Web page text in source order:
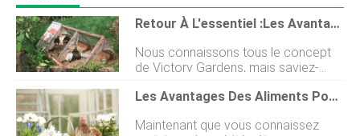
Retour À L'essentiel :les Avantages Des Poules De Basse-Cour
Nous connaissons tous le concept
de Victory Gardens, mais saviez-
vous que les poulets de basse-cour
étaient également importants dans le
pendant la Première et la Seconde
Les Avantages Des Aliments Pour Poulets À Base D'insectes
Maintenant que vous connaissez